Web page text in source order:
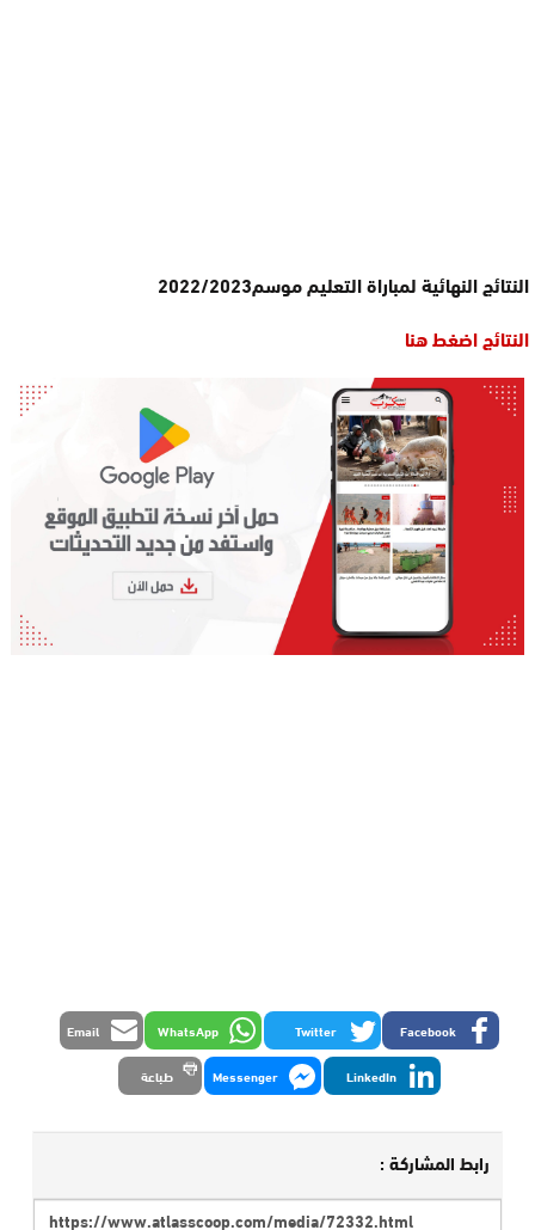
النتائج النهائية لمباراة التعليم موسم2022/2023
النتائج اضغط هنا
Facebook
Twitter
WhatsApp
Email
LinkedIn
Messenger طباعة
رابط المشاركة :